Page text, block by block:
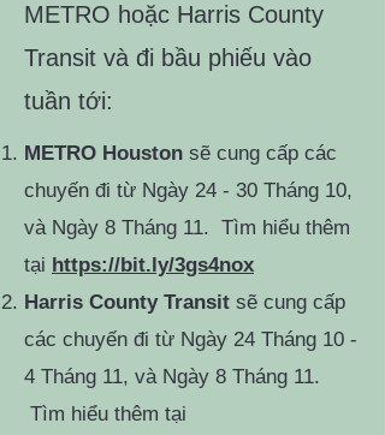
METRO hoặc Harris County
Transit và đi bầu phiếu vào
tuần tới:
METRO Houston sẽ cung cấp các
chuyến đi từ Ngày 24 - 30 Tháng 10,
và Ngày 8 Tháng 11. Tìm hiểu thêm
tại https://bit.ly/3gs4nox
Harris County Transit sẽ cung cấp
các chuyến đi từ Ngày 24 Tháng 10 -
4 Tháng 11, và Ngày 8 Tháng 11.
Tìm hiểu thêm tại